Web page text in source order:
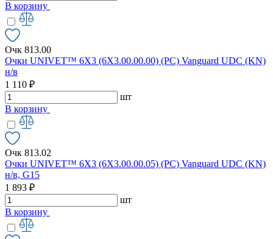
В корзину
Очк 813.00
Очки UNIVET™ 6X3 (6X3.00.00.00) (РС) Vanguard UDC (KN)
н/в
1 110 ₽
шт
В корзину
Очк 813.02
Очки UNIVET™ 6X3 (6X3.00.00.05) (РС) Vanguard UDC (KN)
н/в, G15
1 893 ₽
шт
В корзину